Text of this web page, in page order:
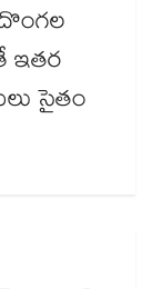
ఇతర
సైతం